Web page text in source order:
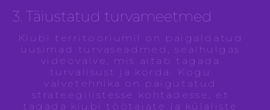
3. Täiustatud turvameetmed
Klubi territooriumil on paigaldatud
uusimad turvaseadmed, sealhulgas
videovalve, mis aitab tagada
turvalisust ja korda. Kogu
valvetehnika on paigutatud
strateegilistesse kohtadesse, et
tagada klubi töötajate ja külaliste